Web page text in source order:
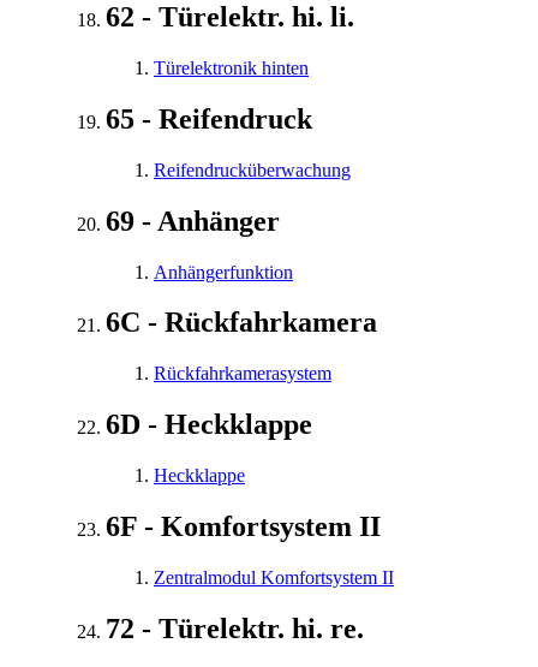
62 - Türelektr. hi. li.
Türelektronik hinten
65 - Reifendruck
Reifendrucküberwachung
69 - Anhänger
Anhängerfunktion
6C - Rückfahrkamera
Rückfahrkamerasystem
6D - Heckklappe
Heckklappe
6F - Komfortsystem II
Zentralmodul Komfortsystem II
72 - Türelektr. hi. re.